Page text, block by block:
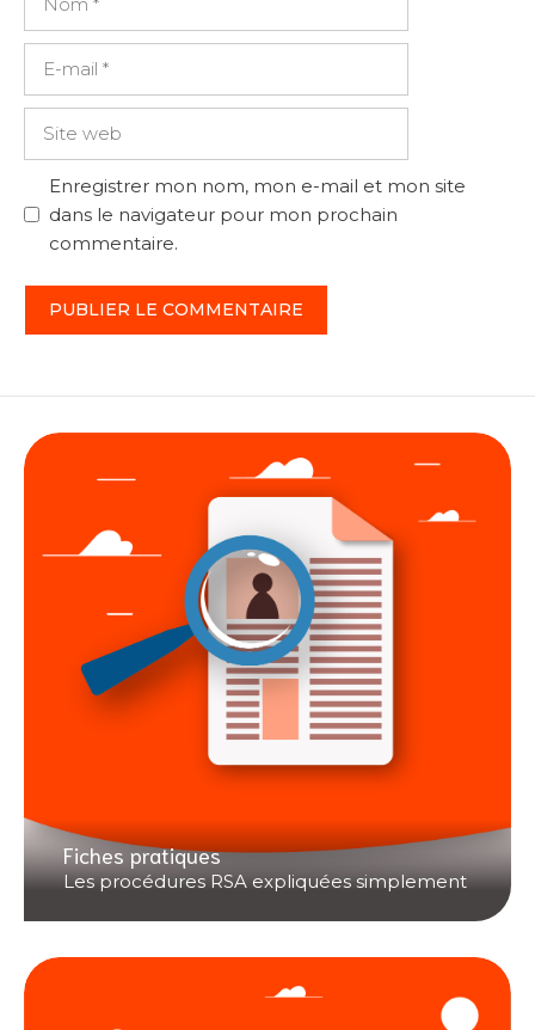
Enregistrer mon nom, mon e-mail et mon site
dans le navigateur pour mon prochain
commentaire.
Fiches pratiques
Les procédures RSA expliquées simplement